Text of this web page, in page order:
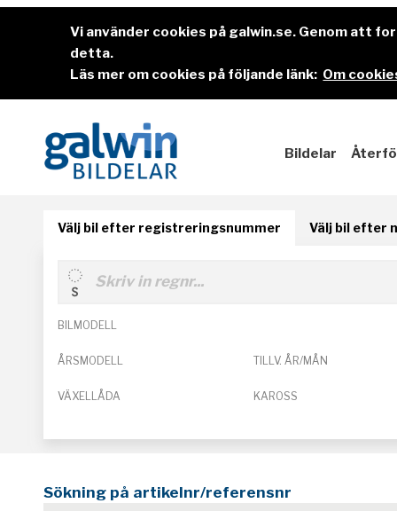
Vi använder cookies på galwin.se. Genom att
detta.
Läs mer om cookies på följande länk: Om
Bildelar
Välj bil efter registreringsnummer Välj bil efter
BILMODELL
ÅRSMODELL TILLV. ÅR/MÅN
VÄXELLÅDA KAROSS
Sökning på artikelnr/referensnr